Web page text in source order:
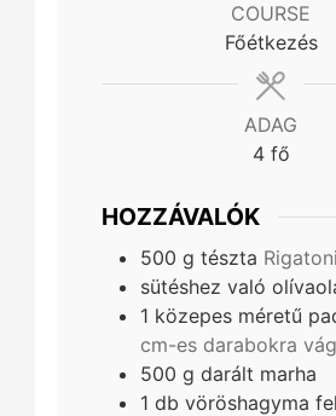
COURSE
Főétkezés
ADAG
4 fő
HOZZÁVALÓK
500 g tészta Rigatoni
sütéshez való
1 közepes méretű
cm-es darabokra
500 g darált marha
1 db vöröshagyma